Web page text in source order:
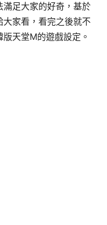
足大家的好奇，基於
家看，看完之後就不
天堂M的遊戲設定。